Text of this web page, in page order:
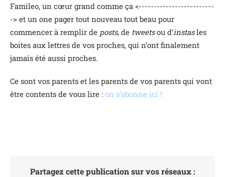
Famileo, un cœur grand comme ça <-------------------------
-> et un one pager tout nouveau tout beau pour
commencer à remplir de posts, de tweetsou d’instasles
boites aux lettres de vos proches, qui n’ont finalement
jamais été aussi proches.
Ce sont vos parents et les parents de vos parents qui vont
être contents de vous lire : on s’abonne ici !
Partagez cette publication sur vos réseaux :